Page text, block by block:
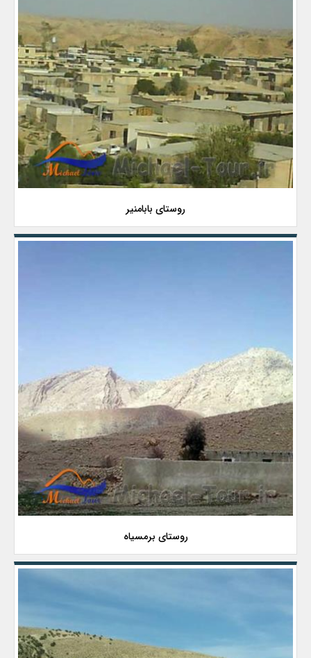
روستای بابامنیر
روستای برمسیاه